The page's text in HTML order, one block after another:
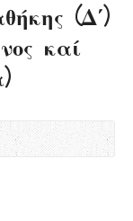
(Δ΄)
καί